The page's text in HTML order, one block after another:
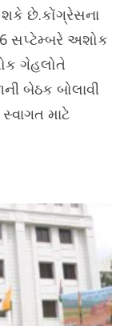
શકે છે.કોંગ્રેસના
સપ્ટેમ્બરે અશોક
ગેહલોતે
બેઠક બોલાવી
માટે